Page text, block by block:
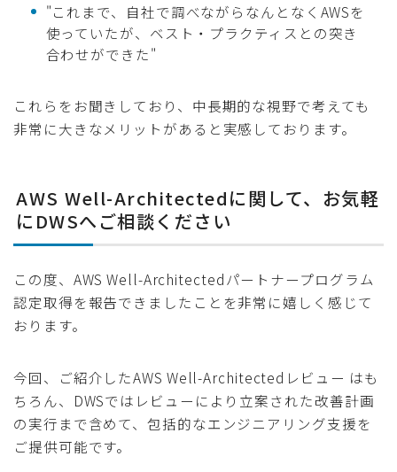
"これまで、自社で調べながらなんとなくAWSを
使っていたが、ベスト・プラクティスとの突き
合わせができた"
これらをお聞きしており、中長期的な視野で考えても
非常に大きなメリットがあると実感しております。
AWS Well-Architectedに関して、お気軽
にDWSへご相談ください
この度、AWS Well-Architectedパートナープログラム
認定取得を報告できましたことを非常に嬉しく感じて
おります。
今回、ご紹介したAWS Well-Architectedレビュー はも
ちろん、DWSではレビューにより立案された改善計画
の実行まで含めて、包括的なエンジニアリング支援を
ご提供可能です。